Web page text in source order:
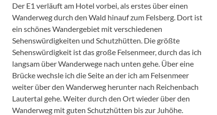
Der E1 verläuft am Hotel vorbei, als erstes über einen
Wanderweg durch den Wald hinauf zum Felsberg. Dort ist
ein schönes Wandergebiet mit verschiedenen
Sehenswürdigkeiten und Schutzhütten. Die größte
Sehenswürdigkeit ist das große Felsenmeer, durch das ich
langsam über Wanderwege nach unten gehe. Über eine
Brücke wechsle ich die Seite an der ich am Felsenmeer
weiter über den Wanderweg herunter nach Reichenbach
Lautertal gehe. Weiter durch den Ort wieder über den
Wanderweg mit guten Schutzhütten bis zur Juhöhe.